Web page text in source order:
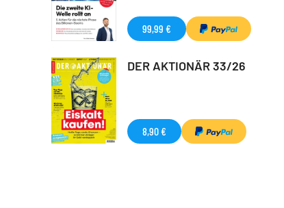
99,99 €
DER AKTIONÄR 33/26
8,90 €